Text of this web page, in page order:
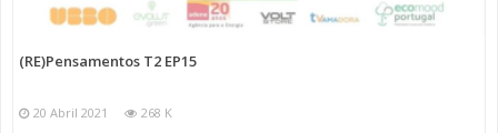
(RE)Pensamentos T2 EP15
20 Abril 2021 268 K